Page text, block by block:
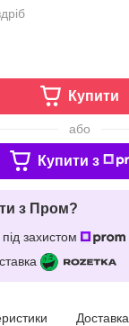
Купити
або
Купити з
з Пром?
захистом
Доставка